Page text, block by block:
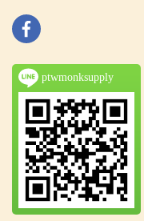
ptwmonksupply